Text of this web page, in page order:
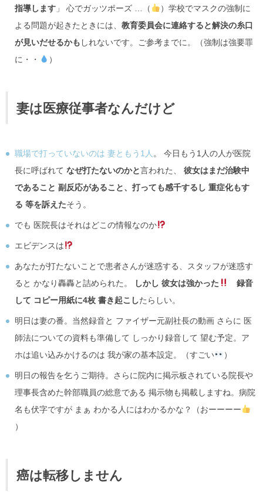
指導します 」 心でガッツポーズ …（
）学校でマスクの強制に
よる問題が起きたときには、 教育委員会に連絡すると解決の糸口
が見いだせるかも しれないです。ご参考までに。（強制は強要罪
に・・
）
妻は医療従事者なんだけど
職場で打っていないのは 妻ともう1人 。 今日もう1人の人が医院
長に呼ばれて なぜ打たないのかと言われた、 彼女はまだ治験中
であること 副反応があること、打っても感千するし 重症化もす
る 等を訴えたそう。
でも 医院長はそれはどこの情報なのか
エビデンスは
あなたが打たないことで患者さんが迷惑する、スタッフが迷惑す
ると かなり轟轟と詰められた。
しかし 彼女は強かった
録音
して コピー用紙に4枚 書き起こしたらしい。
明日は妻の番。当然録音と ファイザー元副社長の動画 さらに 医
師法についての資料も準備して しっかり録音して 望む予定。ア
ホは追い込みかけるのは 我が家の基本設定。（すごい
）
明日の報告を乞うご期待。さらに院内に掲示板されている院長や
理事長含めた幹部職員の総意である 掲示物も掲載しますね。病院
名も伏字ですが まぁ わかる人にはわかるかな？（おーーーー
）
癌は転移しません